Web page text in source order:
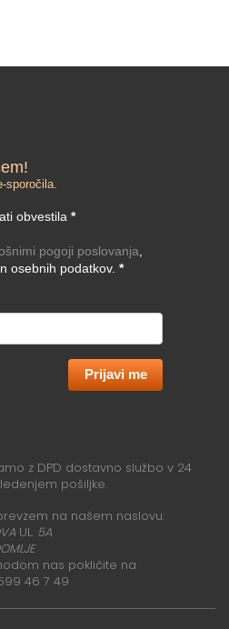
sporočila.
obvestila *
pogoji poslovanja
osebnih podatkov. *
Prijavi me
z DPD dostavno službo v 24
pošiljke.
na našem naslovu:
UL. 5A
nas pokličite na
46 7 49